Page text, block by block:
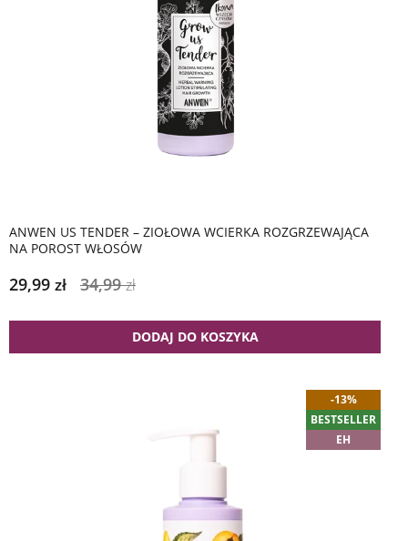
ANWEN US TENDER – ZIOŁOWA WCIERKA ROZGRZEWAJĄCA
NA POROST WŁOSÓW
29,99 zł 34,99zł
DODAJ DO KOSZYKA
-13%
BESTSELLER
EH